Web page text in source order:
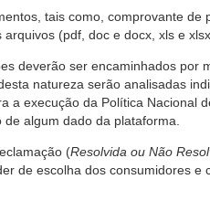
tais como, comprovante
(pdf, doc e docx, xls e
deverão ser encaminhados por
natureza serão analisadas
a execução da Política Nacional
algum dado da plataforma.
(Resolvida ou Não
de escolha dos consumidores